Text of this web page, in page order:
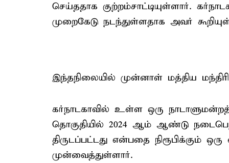
செய்ததாக குற்றம்சாட்டியுள்ளார்.
முறைகேடு நடந்துள்ளதாக அவர்
இந்தநிலையில் முன்னாள் மத்திய
கர்நாடகாவில் உள்ள ஒரு
தொகுதியில் 2024 ஆம் ஆண்டு
திருடப்பட்டது என்பதை நிரூபிக்கும்
முன்வைத்துள்ளார்.